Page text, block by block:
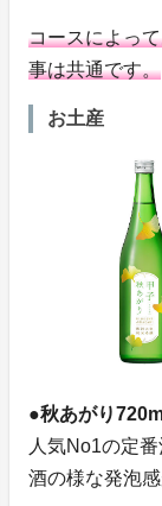
コースによっ
事は共通です。
お土産
●秋あがり
人気No1の定
酒の様な発泡